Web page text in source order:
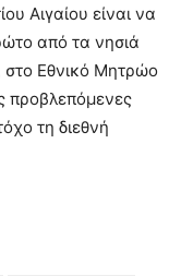
Αιγαίου είναι να
από τα νησιά
στο Εθνικό Μητρώο
προβλεπόμενες
τη διεθνή